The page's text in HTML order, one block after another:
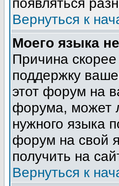
Вернуться к
Моего языка
Причина
поддержку
этот форум на
форума, может
нужного языка
форум на свой
получить на
Вернуться к